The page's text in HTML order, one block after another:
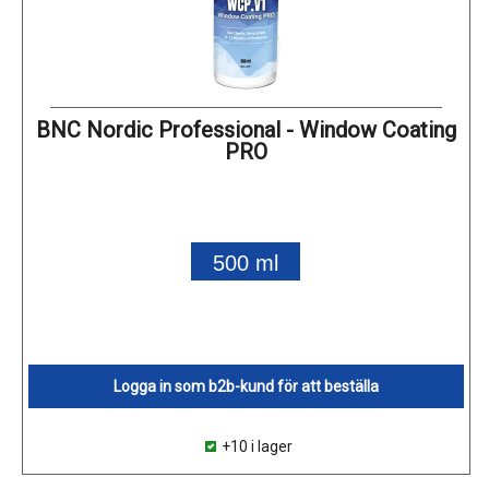
BNC Nordic Professional - Window Coating
PRO
500 ml
Logga in som b2b-kund för att beställa
+10 i lager